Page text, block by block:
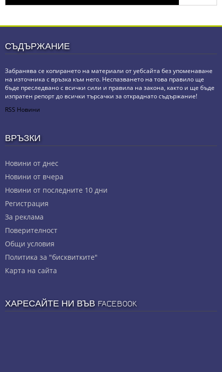
СЪДЪРЖАНИЕ
Забранява се копирането на материали от уебсайта без упоменаване
на източника с връзка към него. Неспазването на това правило ще
бъде преследвано с всички сили и правила на закона, както и ще бъде
изпратен репорт до всички търсачки за откраднато съдържание!
RSS Новини
ВРЪЗКИ
Новини от днес
Новини от вчера
Новини от последните 10 дни
Регистрация
За реклама
Πoвepитeлнocт
Общи условия
Политика за "бисквитките"
Карта на сайта
ХАРЕСАЙТЕ НИ ВЪВ FACEBOOK